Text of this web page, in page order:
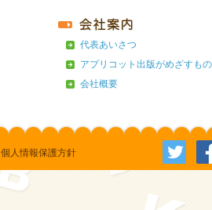
代表あいさつ
アプリコット出版がめざすもの
会社概要
個人情報保護方針